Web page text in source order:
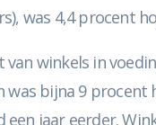
was 4,4 procent
van winkels in
was bijna 9 procent
een jaar eerder.